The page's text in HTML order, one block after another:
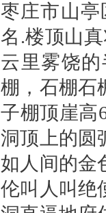
枣庄市山
名.楼顶山
云里雾饶
棚，石棚石
子棚顶崖高
洞顶上的圆
如人间的金
伦叫人叫绝